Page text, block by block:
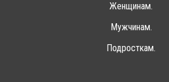
Женщинам.
Мужчинам.
Подросткам.